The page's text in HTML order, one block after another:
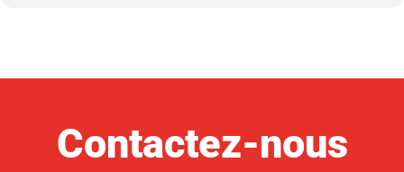
Contactez-nous